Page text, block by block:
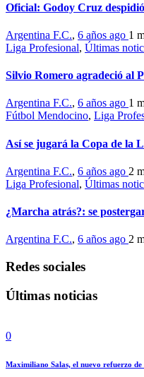
Oficial: Godoy Cruz
Argentina F.C., 6 años ago 1
Liga Profesional, Últimas
Silvio Romero agradeció al
Argentina F.C., 6 años ago 1
Fútbol Mendocino, Liga
Así se jugará la Copa de la
Argentina F.C., 6 años ago 2
Liga Profesional, Últimas
¿Marcha atrás?: se
Argentina F.C., 6 años ago 2
Redes sociales
Últimas noticias
0
Maximiliano Salas, el nuevo refuerzo